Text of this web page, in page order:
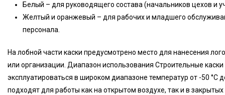
Белый – для руководящего состава (начальников цехов и
Желтый и оранжевый – для рабочих и младшего
персонала.
На лобной части каски предусмотрено место для нанесения
или организации. Диапазон использования Строительные каски
эксплуатироваться в широком диапазоне температур от -50 °C
подходят для работы как на открытом воздухе, так и в закрытых